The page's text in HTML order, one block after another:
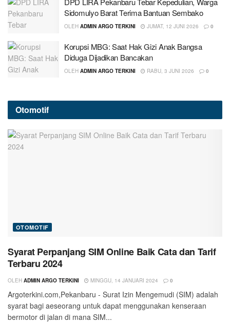
Sidomulyo Barat Terima Bantuan Sembako
OLEH ADMIN ARGO TERKINI JUMAT, 12 JUNI 2026 0
Korupsi MBG: Saat Hak Gizi Anak Bangsa
Diduga Dijadikan Bancakan
OLEH ADMIN ARGO TERKINI RABU, 3 JUNI 2026 0
Otomotif
OTOMOTIF
Syarat Perpanjang SIM Online Baik Cata dan Tarif
Terbaru 2024
OLEH ADMIN ARGO TERKINI MINGGU, 14 JANUARI 2024 0
Argoterkini.com,Pekanbaru - Surat Izin Mengemudi (SIM) adalah
syarat bagi aeseorang untuk dapat menggunakan kenseraan
bermotor di jalan di mana SIM...